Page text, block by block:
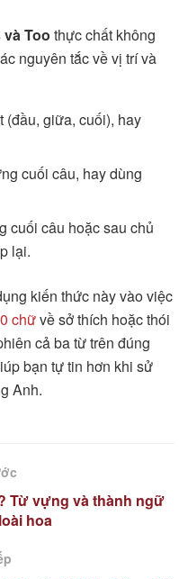
Too thực chất không
nguyên tắc về vị trí và
(đầu, giữa, cuối), hay
cuối câu, hay dùng
cuối câu hoặc sau chủ
lại.
kiến thức này vào việc
chữvề sở thích hoặc thói
cả ba từ trên đúng
bạn tự tin hơn khi sử
Anh.
Từ vựng và thành ngữ
hoa